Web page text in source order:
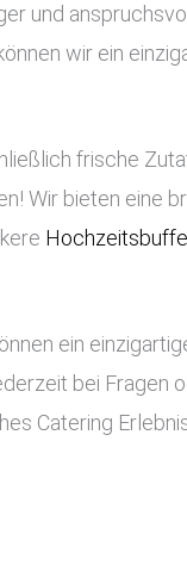
und
wir ein
frische
Wir bieten eine
ein
bei
Catering